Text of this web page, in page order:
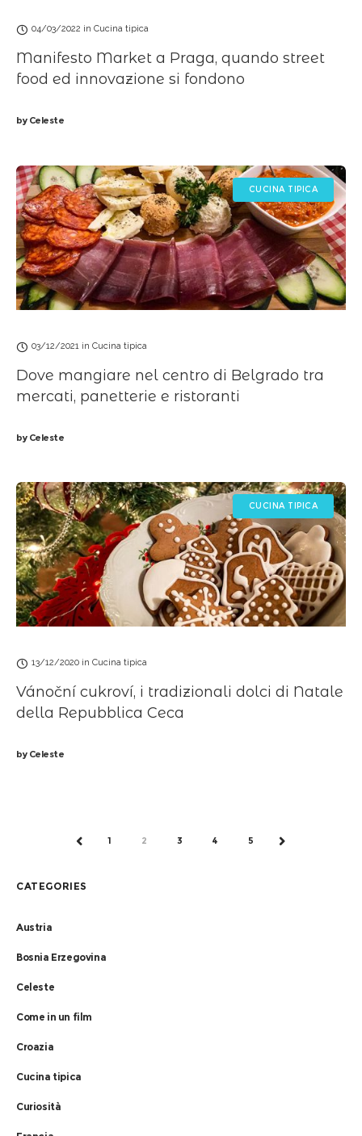
04/03/2022 in Cucina tipica
Manifesto Market a Praga, quando street
food ed innovazione si fondono
byCeleste
CUCINA TIPICA
03/12/2021 in Cucina tipica
Dove mangiare nel centro di Belgrado tra
mercati, panetterie e ristoranti
byCeleste
CUCINA TIPICA
13/12/2020 in Cucina tipica
Vánoční cukroví, i tradizionali dolci di Natale
della Repubblica Ceca
byCeleste
PREV1 2 3 4 5 NEXT
CATEGORIES
Austria
Bosnia Erzegovina
Celeste
Come in un film
Croazia
Cucina tipica
Curiosità